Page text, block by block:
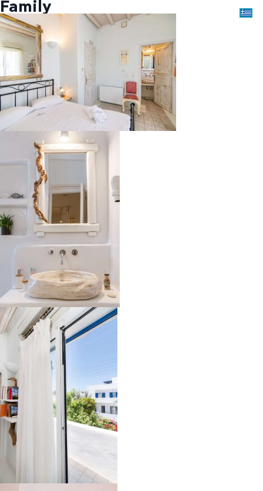
Family